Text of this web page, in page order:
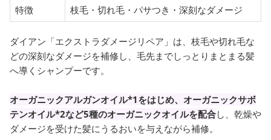
特徴
枝毛・切れ毛・パサつき・深刻なダメージ
ダイアン「エクストラダメージリペア」は、枝毛や切れ毛な
どの深刻なダメージを補修し、毛先までしっとりまとまる髪
へ導くシャンプーです。
オーガニックアルガンオイル*1をはじめ、オーガニックサボ
テンオイル*2など5種のオーガニックオイルを配合し、乾燥や
ダメージを受けた髪にうるおいを与えながら補修。